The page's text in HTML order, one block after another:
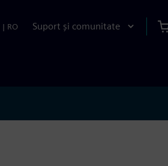
| RO Suport și comunitate